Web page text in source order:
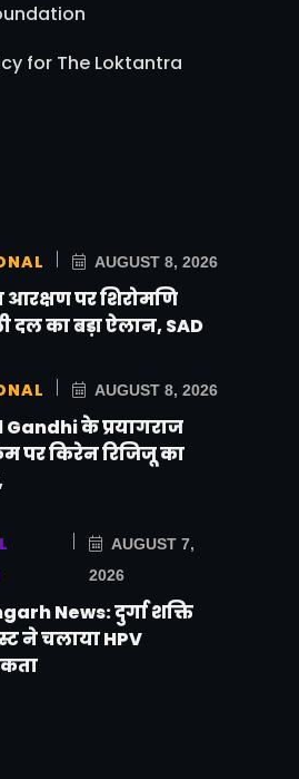
for The Loktantra
AUGUST 8, 2026
आरक्षण पर शिरोमणि
दल का बड़ा ऐलान, SAD
AUGUST 8, 2026
Gandhi के प्रयागराज
पर किरेन रिजिजू का
AUGUST 7,
2026
News: दुर्गा शक्ति
ने चलाया HPV